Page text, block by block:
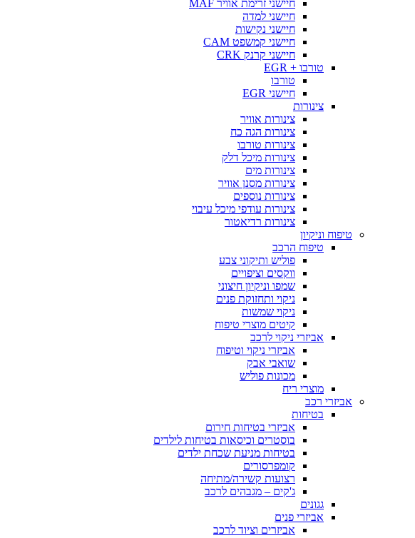
חיישני זרימת אוויר MAF
חיישני למדה
חיישני נקישות
חיישני קמשפט CAM
חיישני קרנק CRK
טורבו + EGR
טורבו
חיישני EGR
צינורות
צינורות אוויר
צינורות הגה כח
צינורות טורבו
צינורות מיכל דלק
צינורות מים
צינורות מסנן אוויר
צינורות נוספים
צינורות עודפי מיכל עיבוי
צינורות רדיאטור
טיפוח וניקיון
טיפוח הרכב
פוליש ותיקוני צבע
ווקסים וציפויים
שמפו וניקיון חיצוני
ניקוי ותחזוקת פנים
ניקוי שמשות
קיטים מוצרי טיפוח
אביזרי ניקוי לרכב
אביזרי ניקוי וטיפוח
שואבי אבק
מכונות פוליש
מוצרי ריח
אביזרי רכב
בטיחות
אביזרי בטיחות חירום
בוסטרים וכיסאות בטיחות לילדים
בטיחות מניעת שכחת ילדים
קומפרסורים
רצועות קשירה/מתיחה
ג'קים – מגבהים לרכב
גגונים
אביזרי פנים
אביזרים וציוד לרכב